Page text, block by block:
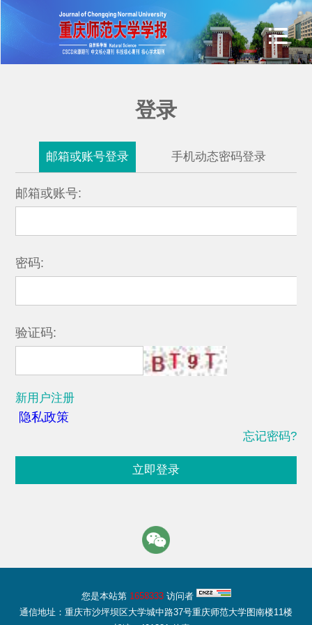
登录
邮箱或账号登录 手机动态密码登录
邮箱或账号:
密码:
验证码:
新用户注册
隐私政策
忘记密码?
立即登录
您是本站第 1658333访问者
通信地址：重庆市沙坪坝区大学城中路37号重庆师范大学图南楼11楼